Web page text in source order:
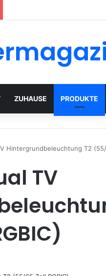
ZUHAUSE PRODUKTE
Hintergrundbeleuchtung T2 (55/
TV